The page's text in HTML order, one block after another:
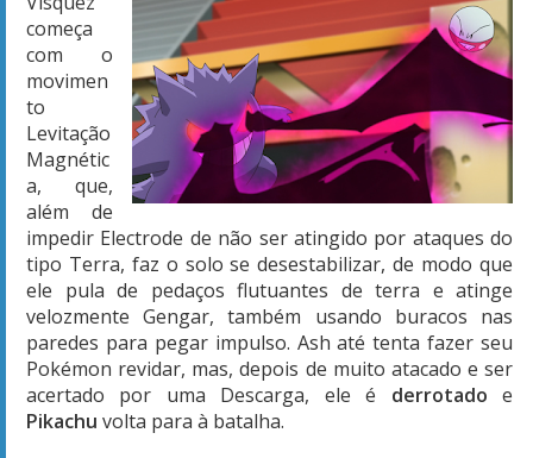
começa
com o
movimen
to
Levitação
Magnétic
a, que,
além de
impedir Electrode de não ser atingido por ataques do
tipo Terra, faz o solo se desestabilizar, de modo que
ele pula de pedaços flutuantes de terra e atinge
velozmente Gengar, também usando buracos nas
paredes para pegar impulso. Ash até tenta fazer seu
Pokémon revidar, mas, depois de muito atacado e ser
acertado por uma Descarga, ele é derrotado e
Pikachu volta para à batalha.